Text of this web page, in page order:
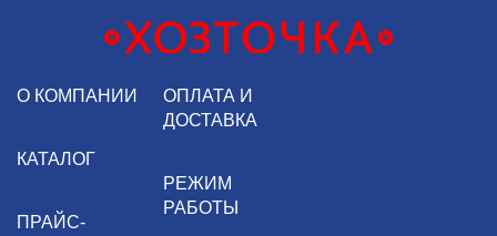
О КОМПАНИИ
КАТАЛОГ
ПРАЙС-
ОПЛАТА И
ДОСТАВКА
РЕЖИМ
РАБОТЫ